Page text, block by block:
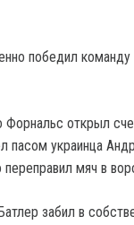
победил команду
открыл
украинца
мяч в
забил в